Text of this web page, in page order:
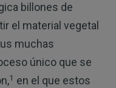
billones de
el material vegetal
muchas
único que se
1 en el que estos